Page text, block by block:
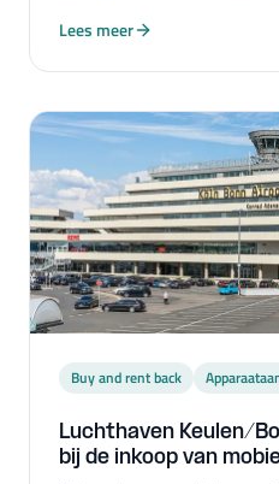
Lees meer
Buy and rent back
Luchthaven Keulen/
bij de inkoop van